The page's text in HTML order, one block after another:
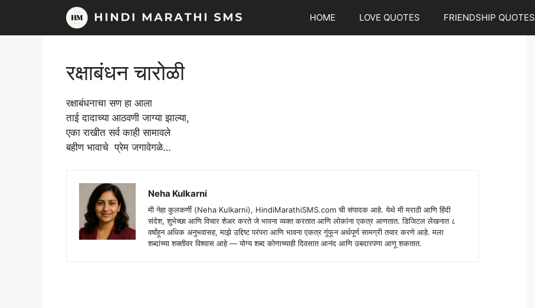
content
HOME LOVE QUOTES FRIENDSHIP QUOTES
रक्षाबंधन चारोळी
रक्षाबंधनाचा सण हा आला
ताई दादाच्या आठवणी जाग्या झाल्या,
एका राखीत सर्व काही सामावले
बहीण भावाचे प्रेम जगावेगळे…
Neha Kulkarni
मी नेहा कुलकर्णी (Neha Kulkarni), HindiMarathiSMS.com ची संपादक आहे. येथे मी मराठी आणि हिंदी
संदेश, शुभेच्छा आणि विचार शेअर करते जे भावना व्यक्त करतात आणि लोकांना एकत्र आणतात. डिजिटल लेखनात ८
वर्षांहून अधिक अनुभवासह, माझे उद्दिष्ट परंपरा आणि भावना एकत्र गुंफून अर्थपूर्ण सामग्री तयार करणे आहे. मला
शब्दांच्या शक्तीवर विश्वास आहे — योग्य शब्द कोणाच्याही दिवसात आनंद आणि उबदारपणा आणू शकतात.